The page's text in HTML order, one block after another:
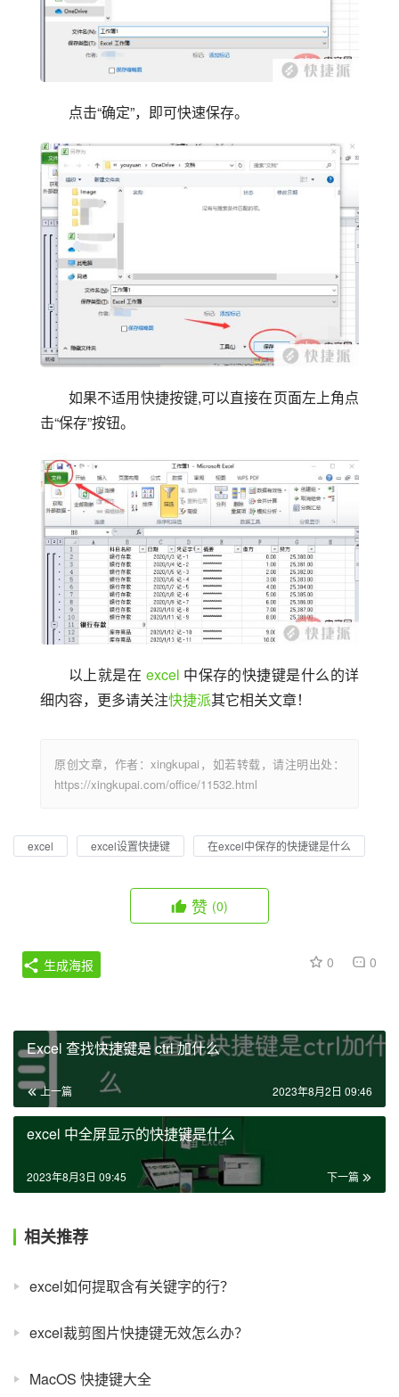
点击“确定”，即可快速保存。
如果不适用快捷按键,可以直接在页面左上角点
击“保存”按钮。
以上就是在 excel 中保存的快捷键是什么的详
细内容，更多请关注快捷派其它相关文章！
原创文章，作者：xingkupai，如若转载，请注明出处：
https://xingkupai.com/office/11532.html
excel excel设置快捷键 在excel中保存的快捷键是什么
赞 (0)
0 0
生成海报
Excel 查找快捷键是 ctrl 加什么
上一篇 2023年8月2日 09:46
excel 中全屏显示的快捷键是什么
下一篇
2023年8月3日 09:45
相关推荐
excel如何提取含有关键字的行？
excel裁剪图片快捷键无效怎么办？
MacOS 快捷键大全